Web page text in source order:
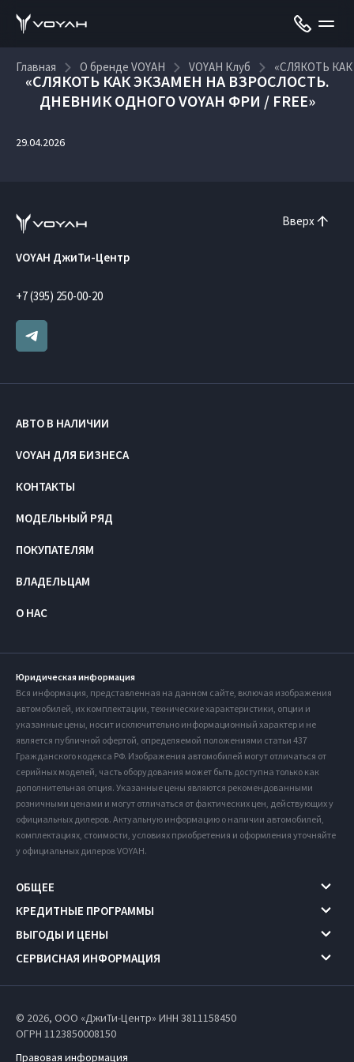
Главная О бренде VOYAH VOYAH Клуб «СЛЯКОТЬ
«СЛЯКОТЬ КАК ЭКЗАМЕН НА ВЗРОСЛОСТЬ.
ДНЕВНИК ОДНОГО VOYAH ФРИ / FREE»
29.04.2026
Вверх
VOYAH ДжиТи-Центр
+7 (395) 250-00-20
АВТО В НАЛИЧИИ
VOYAH ДЛЯ БИЗНЕСА
КОНТАКТЫ
МОДЕЛЬНЫЙ РЯД
ПОКУПАТЕЛЯМ
ВЛАДЕЛЬЦАМ
О НАС
Юридическая информация
Вся информация, представленная на данном сайте, включая изображения
автомобилей, их комплектации, технические характеристики, опции и
указанные цены, носит исключительно информационный характер и не
является публичной офертой, определяемой положениями статьи 437
Гражданского кодекса РФ. Изображения автомобилей могут отличаться от
серийных моделей, часть оборудования может быть доступна только как
дополнительная опция. Указанные цены являются рекомендованными
розничными ценами и могут отличаться от фактических цен, действующих у
официальных дилеров. Актуальную информацию о наличии автомобилей,
комплектациях, стоимости, условиях приобретения и оформления уточняйте
у официальных дилеров VOYAH.
ОБЩЕЕ
КРЕДИТНЫЕ ПРОГРАММЫ
ВЫГОДЫ И ЦЕНЫ
СЕРВИСНАЯ ИНФОРМАЦИЯ
© 2026, ООО «ДжиТи-Центр» ИНН 3811158450
ОГРН 1123850008150
Правовая информация